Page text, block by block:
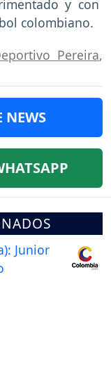
y con
colombiano.
Pereira,
NEWS